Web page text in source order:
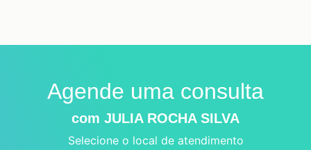
Agende uma consulta
com JULIA ROCHA SILVA
Selecione o local de atendimento